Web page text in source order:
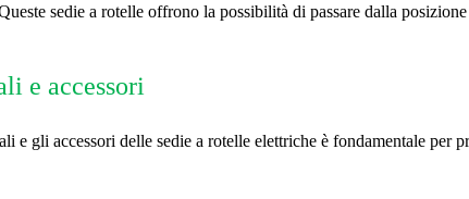
sedie a rotelle offrono la possibilità di passare dalla
e accessori
e gli accessori delle sedie a rotelle elettriche è fondamentale per